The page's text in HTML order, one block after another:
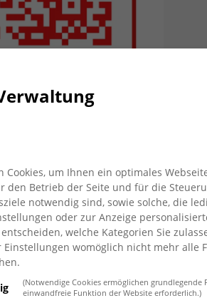
schneller…. Der AWO
online verfügbar.
ab sofort
mehr bestellt
AWO - Stoffwechsel
Cookies, um Ihnen ein optimales
den Betrieb der Seite und für die
notwendig sind, sowie solche, die
oder zur Anzeige
welche Kategorien Sie
Einstellungen womöglich nicht mehr alle
(Notwendige Cookies ermöglichen
einwandfreie Funktion der Website erforderlich.)